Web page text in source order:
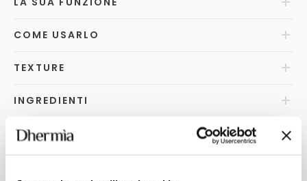
COME USARLO
TEXTURE
INGREDIENTI
PERCHÉ LO APPREZZERAI